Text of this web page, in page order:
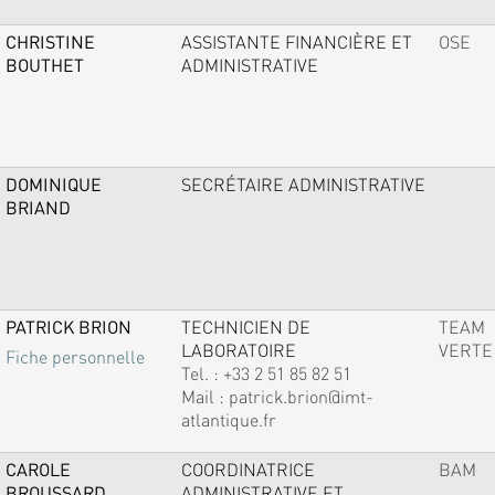
CHRISTINE
BOUTHET
ASSISTANTE FINANCIÈRE ET
ADMINISTRATIVE
OSE
DOMINIQUE
BRIAND
SECRÉTAIRE ADMINISTRATIVE
PATRICK BRION
Fiche personnelle
TECHNICIEN DE
LABORATOIRE
Tel. : +33 2 51 85 82 51
Mail : patrick.brion@imt-
atlantique.fr
TEAM
VERTE
CAROLE
COORDINATRICE
BAM